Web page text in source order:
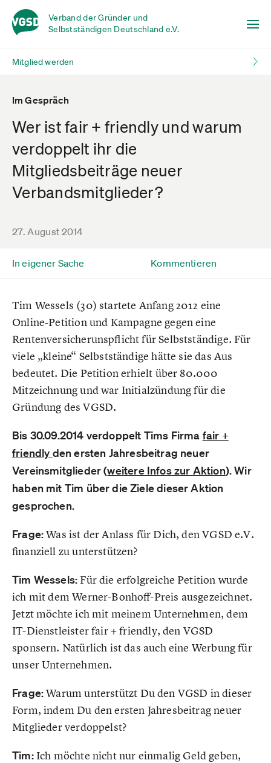
Verband der Gründer und
Selbstständigen Deutschland e.V.
Mitglied werden
Im Gespräch
Wer ist fair + friendly und warum
verdoppelt ihr die
Mitgliedsbeiträge neuer
Verbandsmitglieder?
27. August 2014
In eigener Sache Kommentieren
Tim Wessels (30) startete Anfang 2012 eine
Online-Petition und Kampagne gegen eine
Rentenversicherunspflicht für Selbstständige. Für
viele „kleine“ Selbstständige hätte sie das Aus
bedeutet. Die Petition erhielt über 80.000
Mitzeichnung und war Initialzündung für die
Gründung des VGSD.
Bis 30.09.2014 verdoppelt Tims Firma fair +
friendly den ersten Jahresbeitrag neuer
Vereinsmitglieder (weitere Infos zur Aktion). Wir
haben mit Tim über die Ziele dieser Aktion
gesprochen.
Frage:Was ist der Anlass für Dich, den VGSD e.V.
finanziell zu unterstützen?
Tim Wessels: Für die erfolgreiche Petition wurde
ich mit dem Werner-Bonhoff-Preis ausgezeichnet.
Jetzt möchte ich mit meinem Unternehmen, dem
IT-Dienstleister fair + friendly, den VGSD
sponsern. Natürlich ist das auch eine Werbung für
unser Unternehmen.
Frage:Warum unterstützt Du den VGSD in dieser
Form, indem Du den ersten Jahresbeitrag neuer
Mitglieder verdoppelst?
Tim:Ich möchte nicht nur einmalig Geld geben,